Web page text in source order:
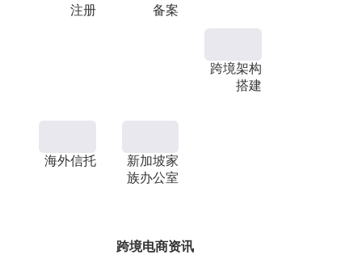
注册
备案
跨境架构
搭建
海外信托
新加坡家
族办公室
跨境电商资讯